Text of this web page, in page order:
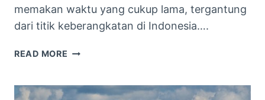
memakan waktu yang cukup lama, tergantung
dari titik keberangkatan di Indonesia….
READ MORE TIPS
JAMAAH